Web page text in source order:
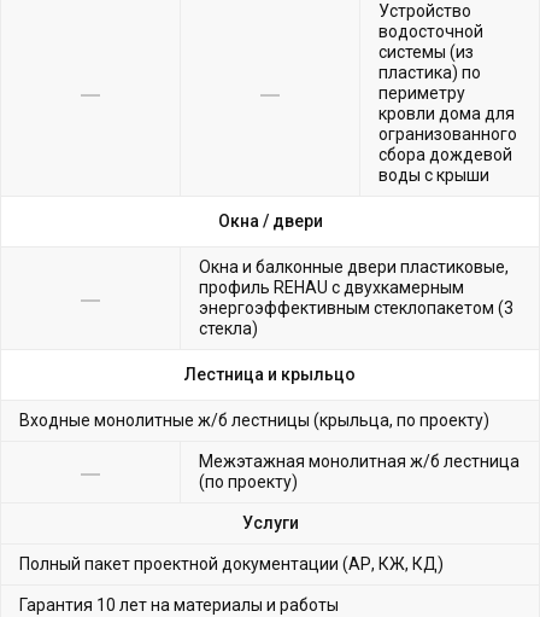
Устройство
водосточной
системы (из
пластика) по
периметру
кровли дома для
огранизованного
сбора дождевой
воды с крыши
Окна / двери
Окна и балконные двери пластиковые,
профиль REHAU с двухкамерным
энергоэффективным стеклопакетом (3
стекла)
Лестница и крыльцо
Входные монолитные ж/б лестницы (крыльца, по проекту)
Межэтажная монолитная ж/б лестница
(по проекту)
Услуги
Полный пакет проектной документации (АР, КЖ, КД)
Гарантия 10 лет на материалы и работы